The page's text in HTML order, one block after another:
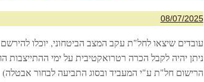
08/07/2025
עובדים שיצאו לחל"ת עקב המצב הביטחוני, יוכלו
ניתן יהיה לקבל הכרה רטרואקטיבית על ימי
הרישום חל"ת ע"י המעביד ובסוג התביעה לבחור אבטלה)